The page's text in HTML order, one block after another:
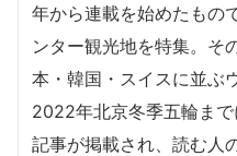
年から連載を始めたもの
ンター観光地を特集。そ
本・韓国・スイスに並ぶ
2022年北京冬季五輪ま
記事が掲載され、読む人